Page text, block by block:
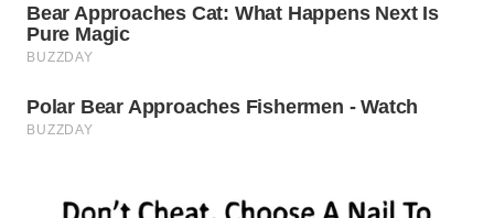
WN
SUKABUMI
WN
PURWAKARTA
PRIANGAN